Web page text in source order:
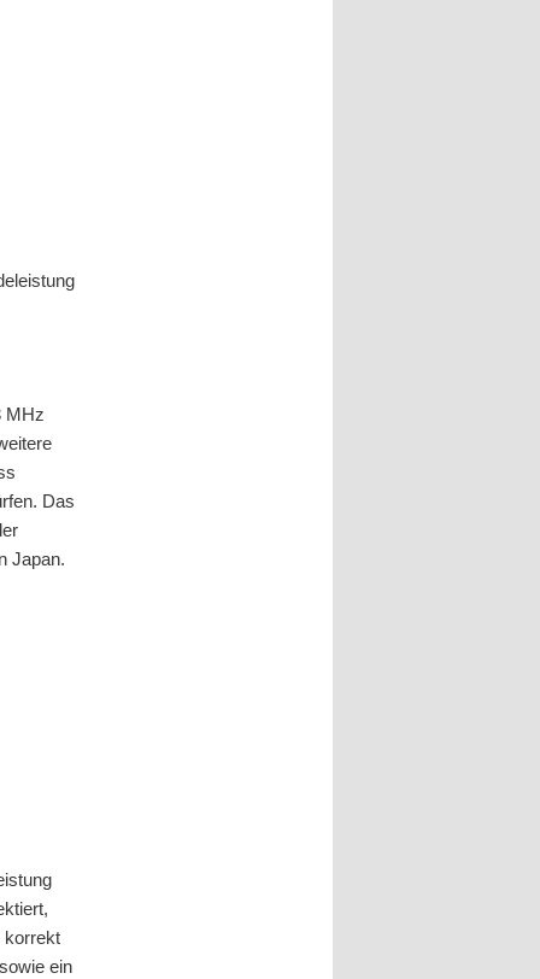
MHz
Das
Japan.
korrekt
ein